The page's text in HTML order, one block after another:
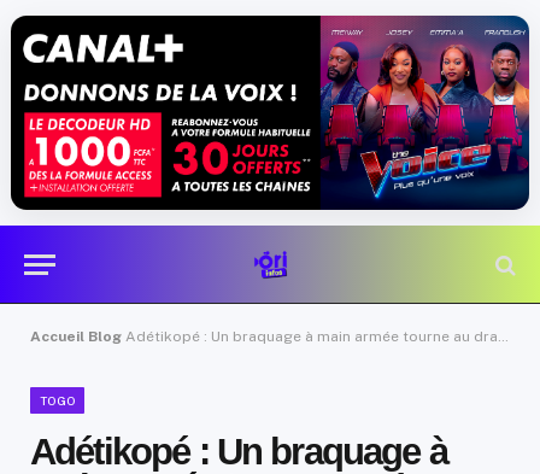
Accueil Blog Adétikopé : Un braquage à main armée tourne au drame en pleine nuit
TOGO
Adétikopé : Un braquage à